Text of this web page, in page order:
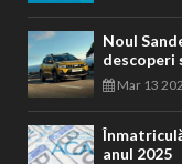
Noul
descoperi
Mar 13
anul 2025